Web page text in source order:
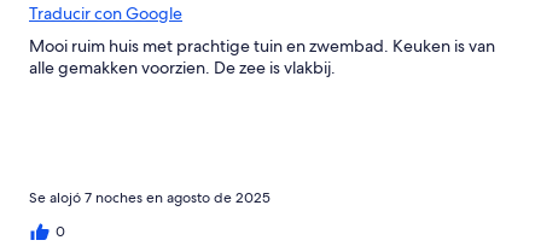
Traducir con Google
Mooi ruim huis met prachtige tuin en zwembad. Keuken is van
alle gemakken voorzien. De zee is vlakbij.
Se alojó 7 noches en agosto de 2025
0